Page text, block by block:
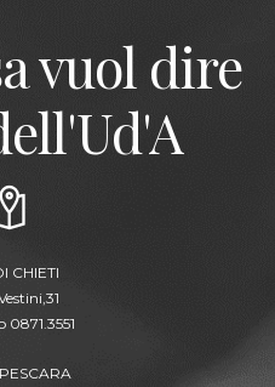
vuol dire
CHIETI
0871.3551